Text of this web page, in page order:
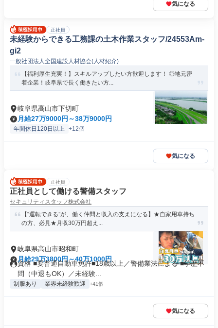
気になる
正社員
未経験からできる工務課の土木作業スタッフ/24553Am-
gi2
一般社団法人全国建設人材協会(人材紹介)
【福利厚生充実！】スキルアップしたい方歓迎します！ ◎地元密
着企業！岐阜県で長く働きたい方...
岐阜県高山市下切町
月給27万9000円～38万9000円
年間休日120日以上 +12個
気になる
正社員
正社員として働ける警備スタッフ
セキュリティスタッフ株式会社
【“運転できる”が、働く仲間と収入の支えになる】★自家用車持ち
の方、必見★月収30万円超え...
岐阜県高山市昭和町
月給29万3800円～40万1000円
資格 ■要普通自動車免許■18歳以上／警備業法による ■学歴不
問（中退もOK）／未経験...
制服あり 業界未経験歓迎 +41個
気になる